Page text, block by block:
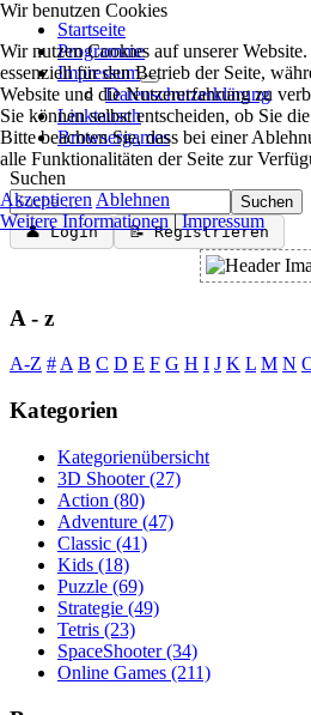
Startseite
Programme
Impressum
Datenschutzerklärung
Linktausch
Browsergames
Suchen
Suchen
👤 Login
📝 Registrieren
A - z
A-Z #A B C D E F G H I J K L M N
Kategorien
Kategorienübersicht
3D Shooter(27)
Action (80)
Adventure (47)
Classic (41)
Kids (18)
Puzzle (69)
Strategie (49)
Tetris (23)
SpaceShooter(34)
Online Games (211)
Wir benutzen Cookies
Wir nutzen Cookies auf unserer
essenziell für den Betrieb der Seite,
Website und die Nutzererfahrung zu
Sie können selbst entscheiden, ob Sie
Bitte beachten Sie, dass bei einer
alle Funktionalitäten der Seite zur
Akzeptieren Ablehnen
Weitere Informationen|Impressum